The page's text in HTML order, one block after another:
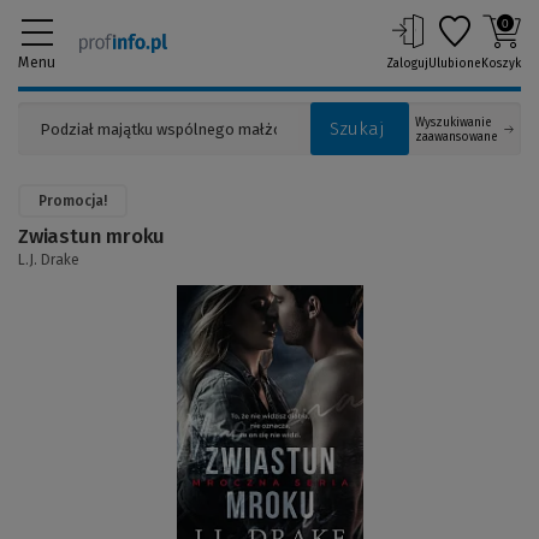
Menu
Szukaj
Wyszukiwanie
zaawansowane
ZalogujUlubione
0
Koszyk
Promocja!
(Link
innej
Zwiastun mroku
L.J. Drake